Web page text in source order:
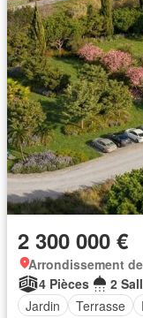
2 300 000 €
Arrondissement
4 Pièces
2
Jardin
Terrasse